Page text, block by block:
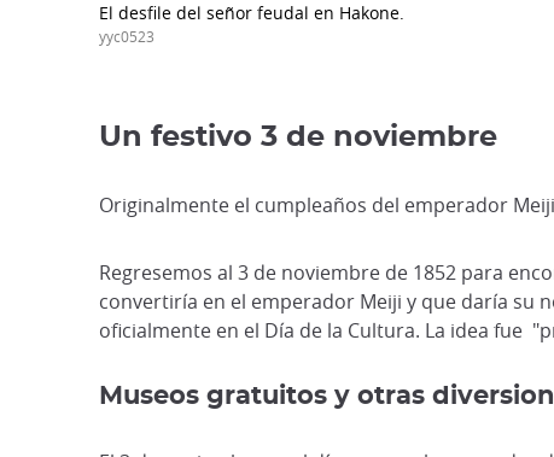
El desfile del señor feudal en Hakone.
yyc0523
Un festivo 3 de noviembre
Originalmente el cumpleaños del emperador
Regresemos al 3 de noviembre de 1852 para
convertiría en el emperador Meiji y que daría su
oficialmente en el Día de la Cultura. La idea fue
Museos gratuitos y otras